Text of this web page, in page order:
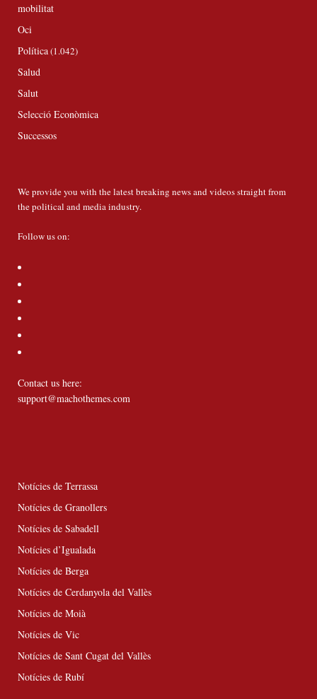
mobilitat
Oci
Política(1.042)
Salud
Salut
Selecció Econòmica
Successos
We provide you with the latest breaking news and videos straight from
the political and media industry.
Follow us on:
Contact us here:
support@machothemes.com
Notícies de Terrassa
Notícies de Granollers
Notícies de Sabadell
Notícies d’Igualada
Notícies de Berga
Notícies de Cerdanyola del Vallès
Notícies de Moià
Notícies de Vic
Notícies de Sant Cugat del Vallès
Notícies de Rubí